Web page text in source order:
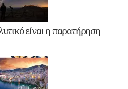
είναι η παρατήρηση